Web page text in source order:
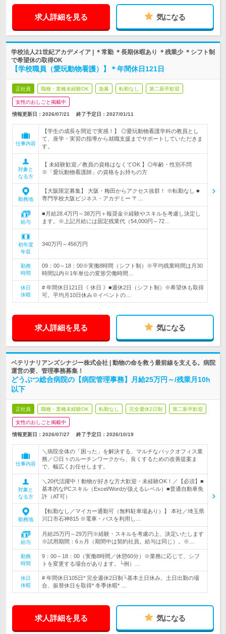
求人詳細を見る 気になる
学校法人21世紀アカデメイア | ＊常勤 ＊長期休暇あり ＊残業少 ＊シフト制
で希望休の取得OK
【学校職員（愛玩動物看護）】＊年間休日121日
正社員 職種・業種未経験OK 急募 転勤なし 第二新卒歓迎
女性のおしごと掲載中
情報更新日：2026/07/21 終了予定日： 2027/01/11
仕事内容
【学生の成長を間近で実感！】 ◎愛玩動物看護学科の教員とし
て、座学・実習の指導から就職支援までサポートしていただきま
す。
対象と
なる方
【 未経験歓迎／教員の資格はなくてOK 】◎年齢・性別不問
※「愛玩動物看護師」の資格をお持ちの方
勤務地
【大阪限定募集】 大阪・梅田からアクセス抜群！ ※転勤なし ■
専門学校大阪ビジネス・アカデミー 〒…
給与
■月給28.4万円～38万円＋報奨金※経験やスキルを考慮し決定し
ます。※上記月給には固定残業代（54,000円～72…
初年度
年収
340万円～456万円
勤務
時間
09：00～18：00※実働8時間（シフト制）※平均残業時間は月30
時間以内※1年単位の変形労働時間…
休日
休暇
# 年間休日121日《 休日 》■週休2日（シフト制）※希望休も取得
可。平均月10日休み※イベントの…
求人詳細を見る 気になる
ベテリナリアンズシナジー株式会社 | 動物の命を救う最前線を支える。病院
運営の要、管理事務募集！
どうぶつ総合病院の【病院管理事務】月給25万円～/残業月10h
以下
正社員 職種・業種未経験OK 転勤なし 完全週休2日制 第二新卒歓迎
女性のおしごと掲載中
情報更新日：2026/07/27 終了予定日： 2026/10/19
仕事内容
＼病院全体の「困った」を解決する、マルチなバックオフィス業
務／◎日々のルーチンワークから、良くするための改善提案ま
で、幅広くお任せします。
対象と
なる方
＼20代活躍中！動物が好きな方大歓迎・未経験OK！／【必須】■
基本的なPCスキル（Excel/Wordが扱えるレベル）■普通自動車免
許（AT可）
勤務地
【転勤なし／マイカー通勤可（無料駐車場あり）】 本社／埼玉県
川口市石神815 ※電車・バスを利用し…
給与
月給25万円～29万円※経験・スキルを考慮の上、決定いたします
※試用期間：6ヵ月（期間中は契約社員。給与は同じ）。※…
勤務
時間
9：00～18：00（実働8時間／休憩60分）※業務に応じて、シフ
トを変更する場合があります。└例）…
休日
休暇
# 年間休日105日* 完全週休2日制└基本土日休み。土日出勤の場
合、振替休日を取得* 冬季休暇* …
求人詳細を見る 気になる